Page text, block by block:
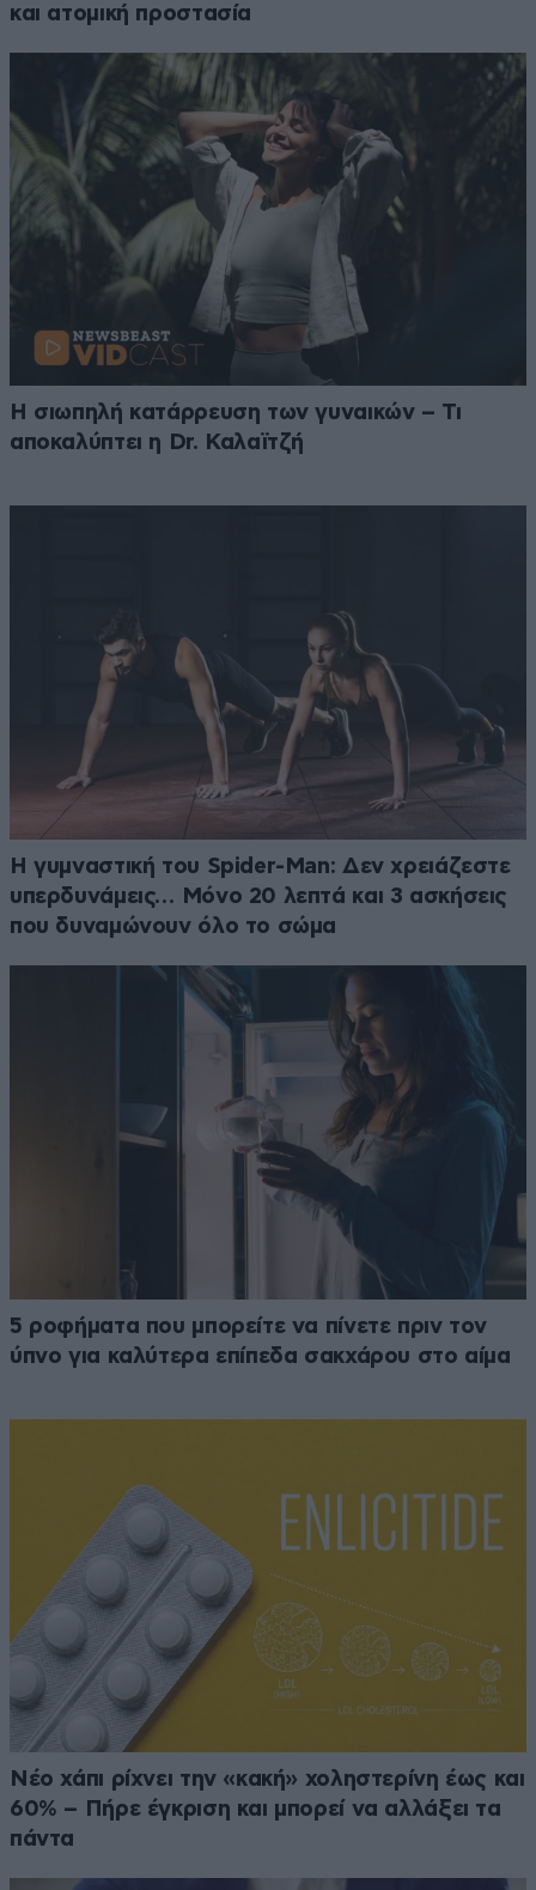
και ατομική προστασία
Η σιωπηλή κατάρρευση των γυναικών – Τι
αποκαλύπτει η Dr. Καλαϊτζή
Η γυμναστική του Spider-Man: Δεν χρειάζεστε
υπερδυνάμεις… Μόνο 20 λεπτά και 3 ασκήσεις
που δυναμώνουν όλο το σώμα
5 ροφήματα που μπορείτε να πίνετε πριν τον
ύπνο για καλύτερα επίπεδα σακχάρου στο αίμα
Νέο χάπι ρίχνει την «κακή» χοληστερίνη έως και
60% – Πήρε έγκριση και μπορεί να αλλάξει τα
πάντα